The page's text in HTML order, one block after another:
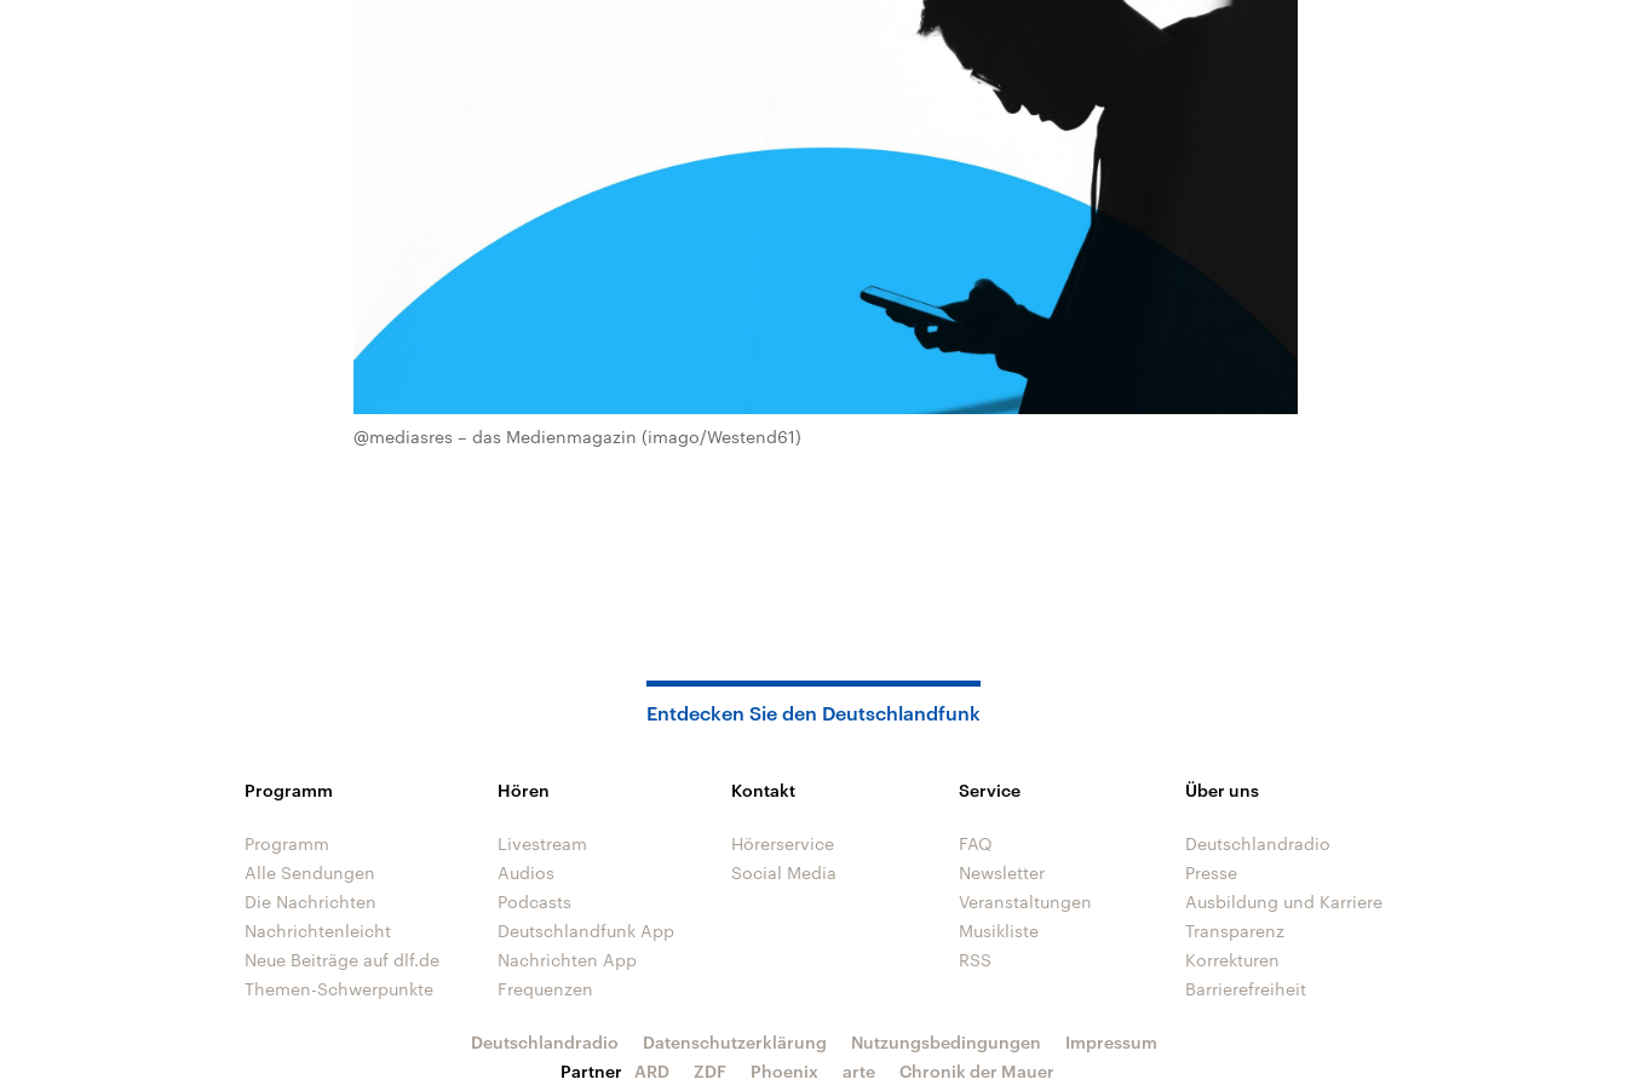
@mediasres – das Medienmagazin (imago/Westend61)
Entdecken Sie den Deutschlandfunk
Programm
Programm
Alle Sendungen
Die Nachrichten
Nachrichtenleicht
Neue Beiträge auf dlf.de
Themen-Schwerpunkte
Hören
Livestream
Audios
Podcasts
Deutschlandfunk App
Nachrichten App
Frequenzen
Kontakt
Hörerservice
Social Media
Service
FAQ
Newsletter
Veranstaltungen
Musikliste
RSS
Über uns
Deutschlandradio
Presse
Ausbildung und Karriere
Transparenz
Korrekturen
Barrierefreiheit
Deutschlandradio Datenschutzerklärung Nutzungsbedingungen
Impressum
Partner
ARD ZDF Phoenix arte Chronik der Mauer